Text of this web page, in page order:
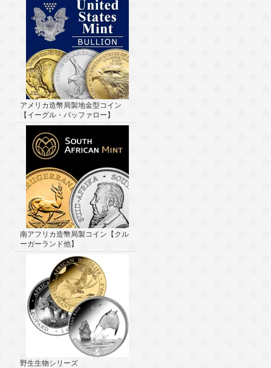
アメリカ造幣局製地金型コイン
【イーグル・バッファロー】
南アフリカ造幣局製コイン【クル
ーガーランド他】
野生生物シリーズ